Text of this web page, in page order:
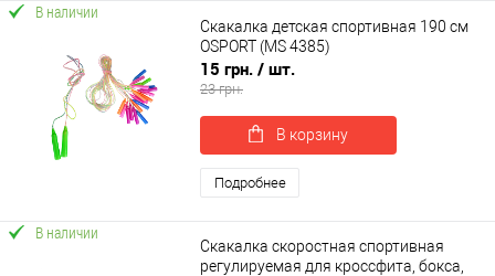
В наличии
Скакалка детская спортивная 190 см
OSPORT (MS 4385)
15 грн. / шт.
23 грн.
В корзину
Подробнее
В наличии
Скакалка скоростная спортивная
регулируемая для кроссфита, бокса,